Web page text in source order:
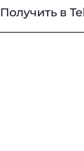
Получить в